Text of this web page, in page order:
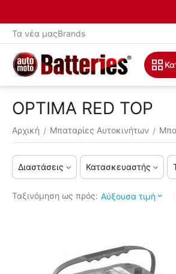
Τα νέα μαςBrands
OPTIMA RED TOP
Αρχική / Μπαταρίες Αυτοκινήτων /
Διαστάσεις Κατασκευαστής
Ταξινόμηση ως πρός: Αύξουσα τιμή